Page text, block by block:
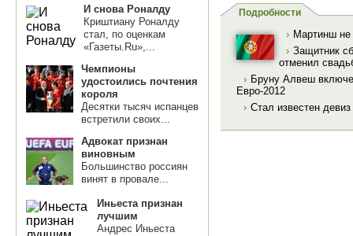
И снова Роналду
Криштиану Роналду
стал, по оценкам
«Газеты.Ru»,...
Чемпионы
удостоились почтения
короля
Десятки тысяч испанцев
встретили своих...
Адвокат признан
виновным
Большинство россиян
винят в провале...
Иньеста признан
лучшим
Андрес Иньеста
Подробности
› Мартинш не
› Защитник
отменил
› Бруну Алвеш
Евро-2012
› Стал известен